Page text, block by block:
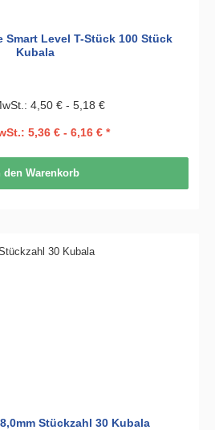
Smart Level T-Stück 100 Stück
Kubala
4,50 € - 5,18 €
5,36 € - 6,16 € *
den Warenkorb
Stückzahl 30 Kubala